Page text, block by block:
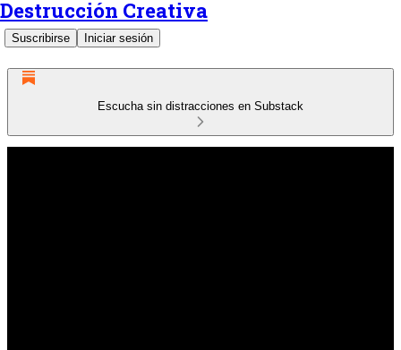
Destrucción Creativa
Suscribirse Iniciar sesión
Escucha sin distracciones en Substack